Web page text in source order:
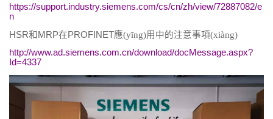
https://support.industry.siemens.com/cs/cn/zh/view/72887082/e
n
HSR和 MRP在PROFINET應(yīng)用中的注意事項(xiàng)
http://www.ad.siemens.com.cn/download/docMessage.aspx?
Id=4337